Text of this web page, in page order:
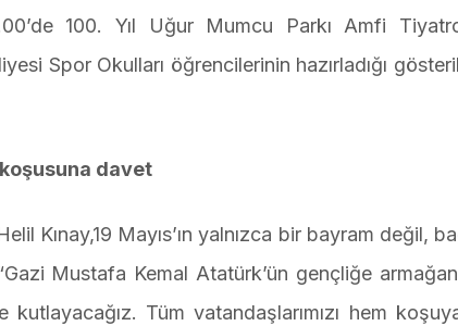
100. Yıl Uğur Mumcu Parkı Amfi
Spor Okulları öğrencilerinin hazırladığı
koşusuna davet
Kınay,19 Mayıs’ın yalnızca bir bayram değil,
Mustafa Kemal Atatürk’ün gençliğe
Tüm vatandaşlarımızı hem